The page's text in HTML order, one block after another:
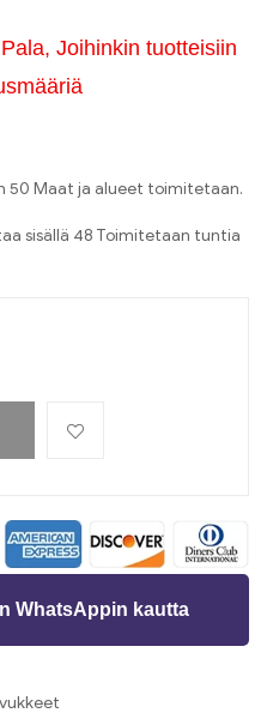
Joihinkin tuotteisiin
50 Maat ja alueet toimitetaan.
sisällä 48 Toimitetaan tuntia
WhatsAppin kautta